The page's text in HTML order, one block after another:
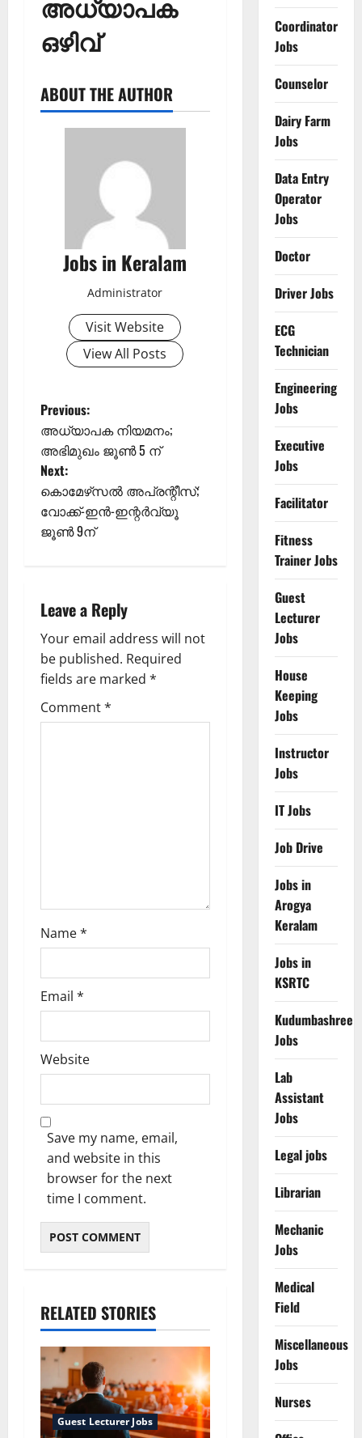
ഒഴിവ്
ABOUT THE AUTHOR
Jobs in Keralam
Administrator
Visit Website
View All Posts
P
o
s
t
v
i
g
a
Previous:
അധ്യാപക നിയമനം;
അഭിമുഖം ജൂണ്‍ 5 ന്
Next:
കൊമേഴ്‌സല്‍ അപ്രന്റീസ്;
വോക്ക്-ഇന്‍-ഇന്റര്‍വ്യൂ
ജൂണ്‍ 9ന്
Leave a Reply
Your email address will not
be published. Required
fields are marked *
Comment*
Name*
Email *
Website
Save my name, email,
and website in this
browser for the next
time I comment.
RELATED STORIES
Guest Lecturer Jobs
Coordinator
Jobs
Counselor
Dairy Farm
Jobs
Data Entry
Operator
Jobs
Doctor
Driver Jobs
ECG
Technician
Engineering
Jobs
Executive
Jobs
Facilitator
Fitness
Trainer Jobs
Guest
Lecturer
Jobs
House
Keeping
Jobs
Instructor
Jobs
IT Jobs
Job Drive
Jobs in
Arogya
Keralam
Jobs in
KSRTC
Kudumbashree
Jobs
Lab
Assistant
Jobs
Legal jobs
Librarian
Mechanic
Jobs
Medical
Field
Miscellaneous
Jobs
Nurses